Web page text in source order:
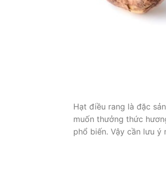
Hạt điều rang là đặc
muốn thưởng thức
phổ biến. Vậy cần lưu